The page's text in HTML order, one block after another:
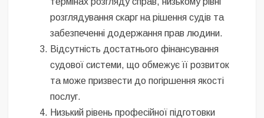
розглядування скарг на рішення судів та
забезпеченні додержання прав людини.
Відсутність достатнього фінансування
судової системи, що обмежує її розвиток
та може призвести до погіршення якості
послуг.
Низький рівень професійної підготовки